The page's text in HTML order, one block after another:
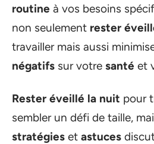
routine à vos besoins
non seulement rester
travailler mais aussi
négatifs sur votre santé et
Rester éveillé la nuit pour
sembler un défi de taille,
stratégies et astuces